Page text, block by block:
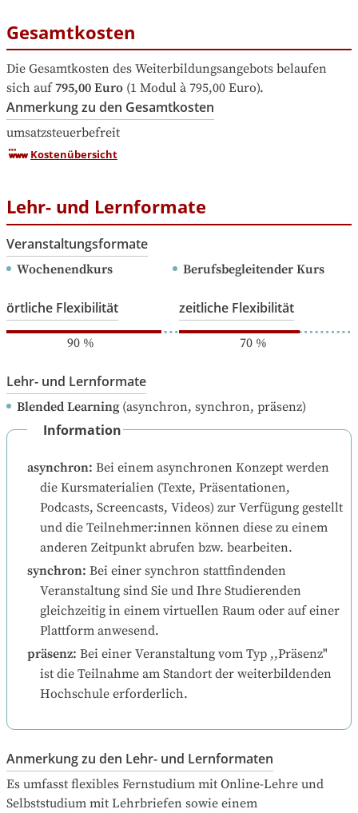
Gesamtkosten
Die Gesamtkosten des Weiterbildungsangebots belaufen
sich auf 795,00 Euro (1 Modul à 795,00 Euro).
Anmerkung zu den Gesamtkosten
umsatzsteuerbefreit
Kostenübersicht
Lehr- und Lernformate
Veranstaltungsformate
Wochenendkurs Berufsbegleitender Kurs
örtliche Flexibilität
90%
zeitliche Flexibilität
70%
Lehr- und Lernformate
Blended Learning(asynchron, synchron, präsenz)
Information
asynchron: Bei einem asynchronen Konzept werden
die Kursmaterialien (Texte, Präsentationen,
Podcasts, Screencasts, Videos) zur Verfügung gestellt
und die Teilnehmer:innen können diese zu einem
anderen Zeitpunkt abrufen bzw. bearbeiten.
synchron: Bei einer synchron stattfindenden
Veranstaltung sind Sie und Ihre Studierenden
gleichzeitig in einem virtuellen Raum oder auf einer
Plattform anwesend.
präsenz: Bei einer Veranstaltung vom Typ ,,Präsenz"
ist die Teilnahme am Standort der weiterbildenden
Hochschule erforderlich.
Anmerkung zu den Lehr- und Lernformaten
Es umfasst flexibles Fernstudium mit Online-Lehre und
Selbststudium mit Lehrbriefen sowie einem